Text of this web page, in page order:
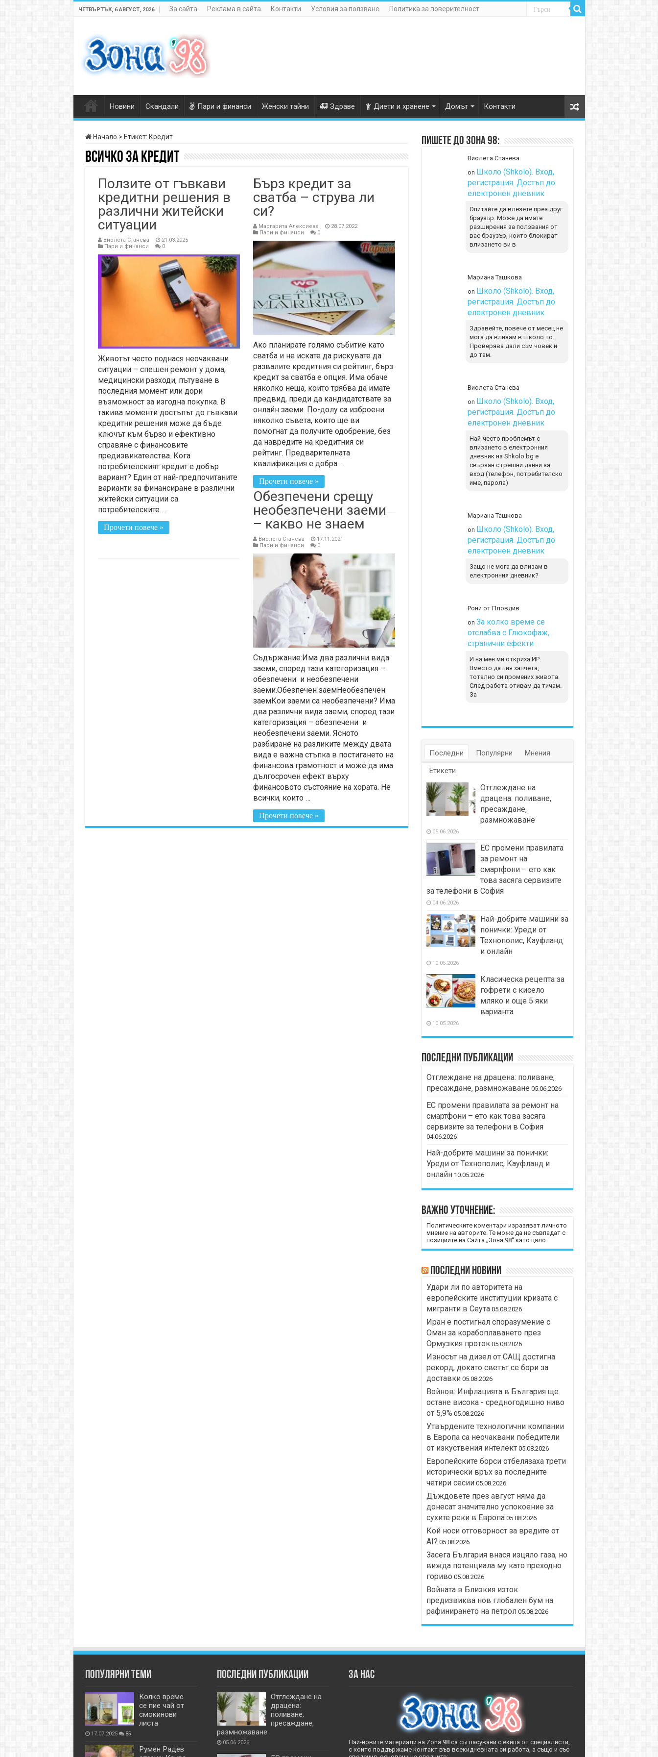
ЧЕТВЪРТЪК, 6 АВГУСТ, 2026 За сайта Реклама в сайта Контакти Условия за ползване Политика за поверителност
Новини Скандали Пари и финанси Женски тайни Здраве Диети и хранене Домът Контакти
Начало > Етикет: Кредит
Всичко заКредит
Ползите от гъвкави
кредитни решения в
различни житейски
ситуации
Виолета Станева
21.03.2025
Пари и финанси
0
Животът често поднася неочаквани
ситуации – спешен ремонт у дома,
медицински разходи, пътуване в
последния момент или дори
възможност за изгодна покупка. В
такива моменти достъпът до гъвкави
кредитни решения може да бъде
ключът към бързо и ефективно
справяне с финансовите
предизвикателства. Кога
потребителският кредит е добър
вариант? Един от най-предпочитаните
варианти за финансиране в различни
житейски ситуации са
потребителските …
Прочети повече »
Бърз кредит за
сватба – струва ли
си?
Маргарита Алексиева
28.07.2022
Пари и финанси
0
Ако планирате голямо събитие като
сватба и не искате да рискувате да
развалите кредитния си рейтинг, бърз
кредит за сватба е опция. Има обаче
няколко неща, които трябва да имате
предвид, преди да кандидатствате за
онлайн заеми. По-долу са изброени
няколко съвета, които ще ви
помогнат да получите одобрение, без
да навредите на кредитния си
рейтинг. Предварителната
квалификация е добра …
Прочети повече »
Обезпечени срещу
необезпечени заеми
– какво не знаем
Виолета Станева
17.11.2021
Пари и финанси
0
Съдържание:Има два различни вида
заеми, според тази категоризация –
обезпечени и необезпечени
заеми.Обезпечен заемНеобезпечен
заемКои заеми са необезпечени? Има
два различни вида заеми, според тази
категоризация – обезпечени и
необезпечени заеми. Ясното
разбиране на разликите между двата
вида е важна стъпка в постигането на
финансова грамотност и може да има
дългосрочен ефект върху
финансовото състояние на хората. Не
всички, които …
Прочети повече »
Пишете до Зона 98:
Виолета Станева
on Школо (Shkolo). Вход,
регистрация. Достъп до
електронен дневник
Опитайте да влезете през друг
браузър. Може да имате
разширения за ползвания от
вас браузър, които блокират
влизането ви в
Мариана Ташкова
on Школо (Shkolo). Вход,
регистрация. Достъп до
електронен дневник
Здравейте, повече от месец не
мога да влизам в школо то.
Проверява дали съм човек и
до там.
Виолета Станева
on Школо (Shkolo). Вход,
регистрация. Достъп до
електронен дневник
Най-често проблемът с
влизането в електронния
дневник на Shkolo.bg е
свързан с грешни данни за
вход (телефон, потребителско
име, парола)
Мариана Ташкова
on Школо (Shkolo). Вход,
регистрация. Достъп до
електронен дневник
Защо не мога да влизам в
електронния дневник?
Рони от Пловдив
on За колко време се
отслабва с Глюкофаж,
странични ефекти
И на мен ми откриха ИР.
Вместо да пия хапчета,
тотално си промених живота.
След работа отивам да тичам.
За
Последни Популярни
Мнения
Етикети
Отглеждане на
драцена: поливане,
пресаждане,
размножаване
05.06.2026
ЕС промени правилата
за ремонт на
смартфони – ето как
това засяга сервизите
за телефони в София
04.06.2026
Най-добрите машини за
понички: Уреди от
Технополис, Кауфланд
и онлайн
10.05.2026
Класическа рецепта за
гофрети с кисело
мляко и още 5 яки
варианта
10.05.2026
Последни публикации
Отглеждане на драцена: поливане,
пресаждане, размножаване 05.06.2026
ЕС промени правилата за ремонт на
смартфони – ето как това засяга
сервизите за телефони в София
04.06.2026
Най-добрите машини за понички:
Уреди от Технополис, Кауфланд и
онлайн 10.05.2026
Важно уточнение:
Политическите коментари изразяват личното
мнение на авторите. Те може да не съвпадат с
позициите на Сайта „Зона 98“ като цяло.
Последни новини
Удари ли по авторитета на
европейските институции кризата с
мигранти в Сеута 05.08.2026
Иран е постигнал споразумение с
Оман за корабоплаването през
Ормузкия проток 05.08.2026
Износът на дизел от САЩ достигна
рекорд, докато светът се бори за
доставки 05.08.2026
Войнов: Инфлацията в България ще
остане висока - средногодишно ниво
от 5,9% 05.08.2026
Утвърдените технологични компании
в Европа са неочаквани победители
от изкуствения интелект 05.08.2026
Европейските борси отбелязаха трети
исторически връх за последните
четири сесии 05.08.2026
Дъждовете през август няма да
донесат значително успокоение за
сухите реки в Европа 05.08.2026
Кой носи отговорност за вредите от
AI? 05.08.2026
Засега България внася изцяло газа, но
вижда потенциала му като преходно
гориво 05.08.2026
Войната в Близкия изток
предизвиква нов глобален бум на
рафинирането на петрол 05.08.2026
Популярни теми
Колко време
се пие чай от
смокинови
листа
17.07.2025 85
Румен Радев
Последни публикации
Отглеждане на
драцена:
поливане,
пресаждане,
размножаване
05.06.2026
За нас
Най-новите материали на Zona 98 са съгласувани с екипа от специалисти,
с които поддържаме контакт във всекидневната си работа, а също и със